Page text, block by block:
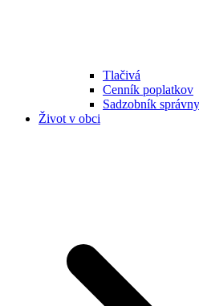
Tlačivá
Cenník poplatkov
Sadzobník
Život v obci